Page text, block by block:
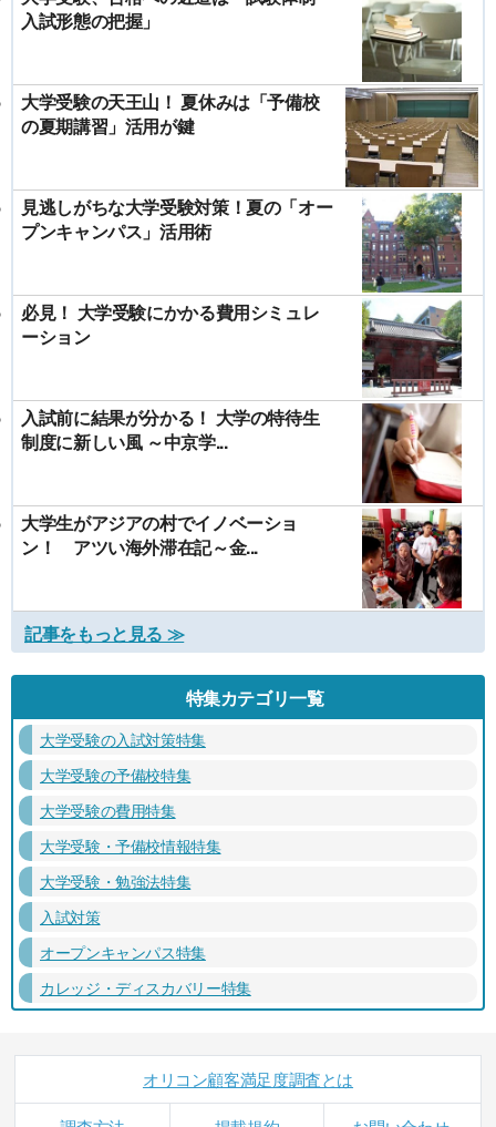
入試形態の把握」
大学受験の天王山！ 夏休みは「予備校
の夏期講習」活用が鍵
見逃しがちな大学受験対策！夏の「オー
プンキャンパス」活用術
必見！ 大学受験にかかる費用シミュレ
ーション
入試前に結果が分かる！ 大学の特待生
制度に新しい風 ～中京学...
大学生がアジアの村でイノベーショ
ン！ アツい海外滞在記～金...
記事をもっと見る ≫
特集カテゴリ一覧
大学受験の入試対策特集
大学受験の予備校特集
大学受験の費用特集
大学受験・予備校情報特集
大学受験・勉強法特集
入試対策
オープンキャンパス特集
カレッジ・ディスカバリー特集
オリコン顧客満足度調査とは